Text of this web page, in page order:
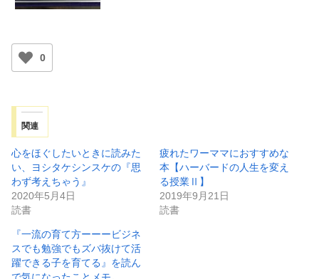
0
関連
心をほぐしたいときに読みた
い、ヨシタケシンスケの『思
わず考えちゃう』
2020年5月4日
読書
疲れたワーママにおすすめな
本【ハーバードの人生を変え
る授業Ⅱ】
2019年9月21日
読書
『一流の育て方ーーービジネ
スでも勉強でもズバ抜けて活
躍できる子を育てる』を読ん